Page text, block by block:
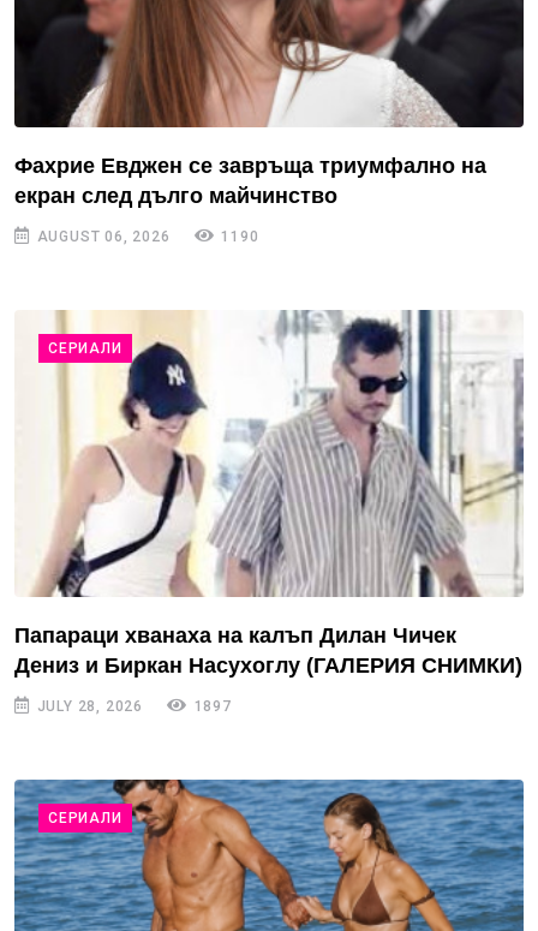
Фахрие Евджен се завръща триумфално на
екран след дълго майчинство
AUGUST 06, 2026 1190
СЕРИАЛИ
Папараци хванаха на калъп Дилан Чичек
Дениз и Биркан Насухоглу (ГАЛЕРИЯ СНИМКИ)
JULY 28, 2026 1897
СЕРИАЛИ